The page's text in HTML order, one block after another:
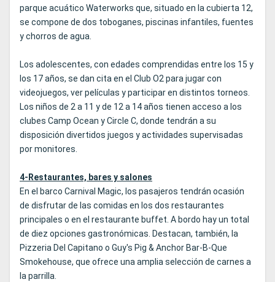
parque acuático Waterworks que, situado en la cubierta 12,
se compone de dos toboganes, piscinas infantiles, fuentes
y chorros de agua.
Los adolescentes, con edades comprendidas entre los 15 y
los 17 años, se dan cita en el Club O2 para jugar con
videojuegos, ver películas y participar en distintos torneos.
Los niños de 2 a 11 y de 12 a 14 años tienen acceso a los
clubes Camp Ocean y Circle C, donde tendrán a su
disposición divertidos juegos y actividades supervisadas
por monitores.
4-Restaurantes, bares y salones
En el barco Carnival Magic, los pasajeros tendrán ocasión
de disfrutar de las comidas en los dos restaurantes
principales o en el restaurante buffet. A bordo hay un total
de diez opciones gastronómicas. Destacan, también, la
Pizzeria Del Capitano o Guy's Pig & Anchor Bar-B-Que
Smokehouse, que ofrece una amplia selección de carnes a
la parrilla.